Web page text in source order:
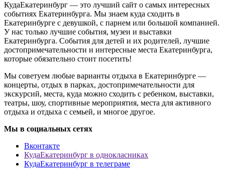
КудаЕкатеринбург — это лучший сайт о самых интересных
событиях Екатеринбурга. Мы знаем куда сходить в
Екатеринбурге с девушкой, с парнем или большой компанией.
У нас только лучшие события, музеи и выставки
Екатеринбурга. События для детей и их родителей, лучшие
достопримечательности и интересные места Екатеринбурга,
которые обязательно стоит посетить!
Мы советуем любые варианты отдыха в Екатеринбурге —
концерты, отдых в парках, достопримечательности для
экскурсий, места, куда можно сходить с ребенком, выставки,
театры, шоу, спортивные мероприятия, места для активного
отдыха и отдыха с семьей, и многое другое.
Мы в социальных сетях
Вконтакте
КудаЕкатеринбург в однокласниках
КудаЕкатеринбург в телеграме